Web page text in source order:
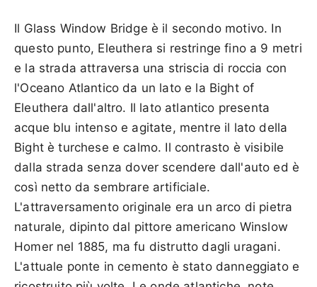
Il Glass Window Bridge è il secondo motivo. In
questo punto, Eleuthera si restringe fino a 9 metri
e la strada attraversa una striscia di roccia con
l'Oceano Atlantico da un lato e la Bight of
Eleuthera dall'altro. Il lato atlantico presenta
acque blu intenso e agitate, mentre il lato della
Bight è turchese e calmo. Il contrasto è visibile
dalla strada senza dover scendere dall'auto ed è
così netto da sembrare artificiale.
L'attraversamento originale era un arco di pietra
naturale, dipinto dal pittore americano Winslow
Homer nel 1885, ma fu distrutto dagli uragani.
L'attuale ponte in cemento è stato danneggiato e